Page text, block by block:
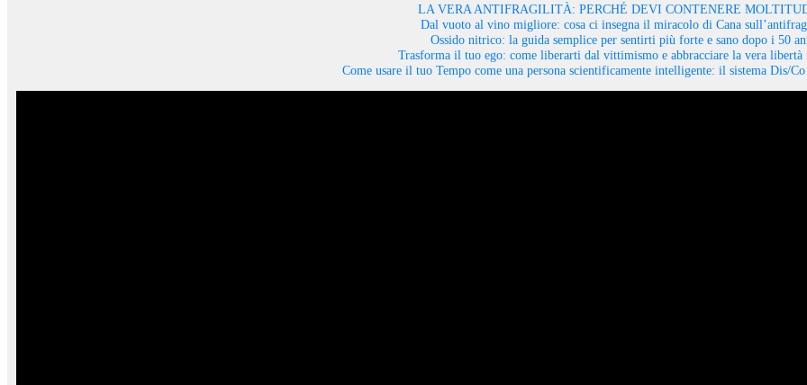
LA VERA ANTIFRAGILITÀ: PERCHÉ DEVI CONTENERE
Dal vuoto al vino migliore: cosa ci insegna il miracolo di Cana
Ossido nitrico: la guida semplice per sentirti più forte e sano dopo i 50
Trasforma il tuo ego: come liberarti dal vittimismo e abbracciare la vera libertà
Come usare il tuo Tempo come una persona scientificamente intelligente: il sistema Dis/